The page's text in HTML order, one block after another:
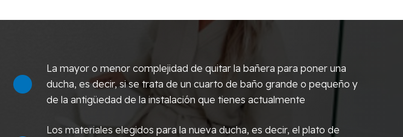
La mayor o menor complejidad de quitar la bañera para poner una
ducha, es decir, si se trata de un cuarto de baño grande o pequeño y
de la antigüedad de la instalación que tienes actualmente
Los materiales elegidos para la nueva ducha, es decir, el plato de